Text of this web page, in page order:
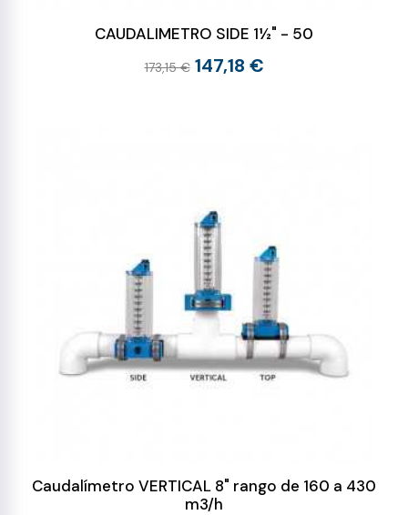
CAUDALIMETRO SIDE 1½" - 50
173,15 € 147,18 €
Caudalímetro VERTICAL 8" rango de 160 a 430
m3/h